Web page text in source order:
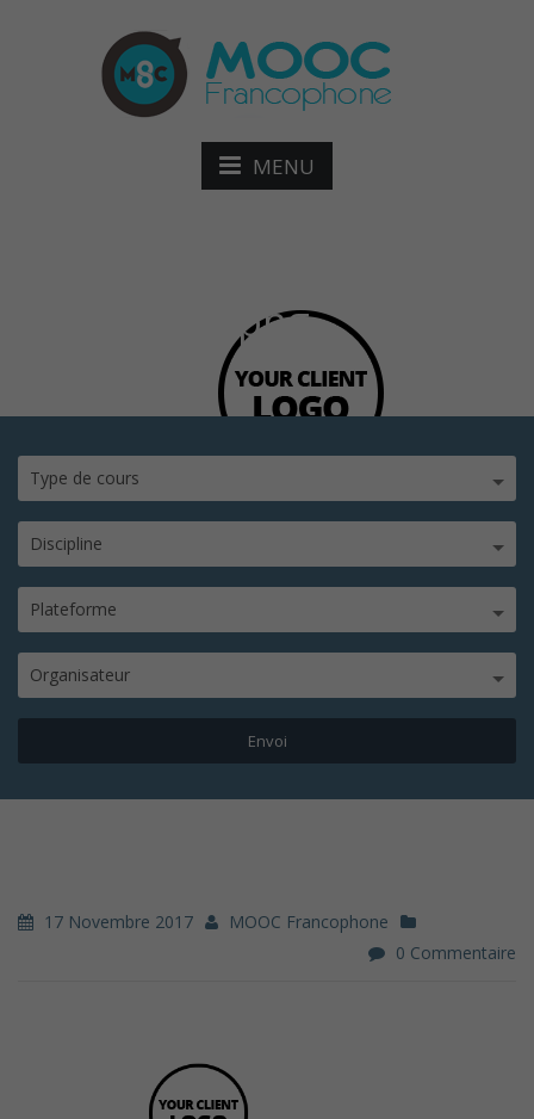
MENU
client_dark.png
Type de cours
Discipline
Plateforme
Organisateur
17 Novembre 2017
MOOC Francophone
0 Commentaire